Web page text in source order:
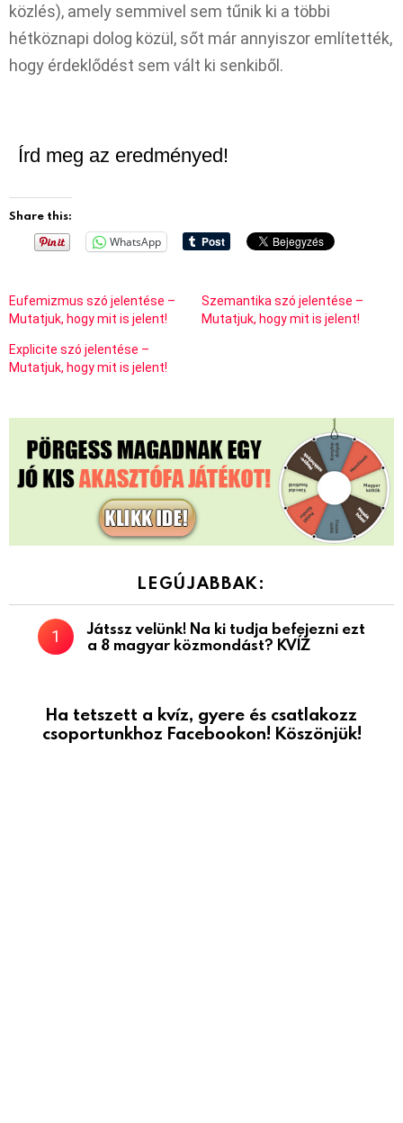
közlés), amely semmivel sem tűnik ki a többi
hétköznapi dolog közül, sőt már annyiszor említették,
hogy érdeklődést sem vált ki senkiből.
Írd meg az eredményed!
Share this:
WhatsApp
Eufemizmus szó jelentése –
Mutatjuk, hogy mit is jelent!
Szemantika szó jelentése –
Mutatjuk, hogy mit is jelent!
Explicite szó jelentése –
Mutatjuk, hogy mit is jelent!
LEGÚJABBAK:
Játssz velünk! Na ki tudja befejezni ezt
a 8 magyar közmondást? KVÍZ
Ha tetszett a kvíz, gyere és csatlakozz
csoportunkhoz Facebookon! Köszönjük!